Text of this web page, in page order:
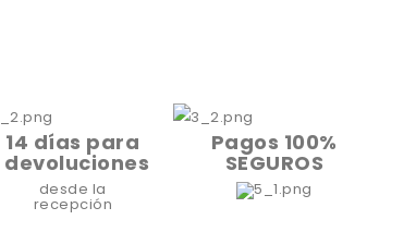
14 días para
devoluciones
desde la
recepción
Pagos 100%
SEGUROS